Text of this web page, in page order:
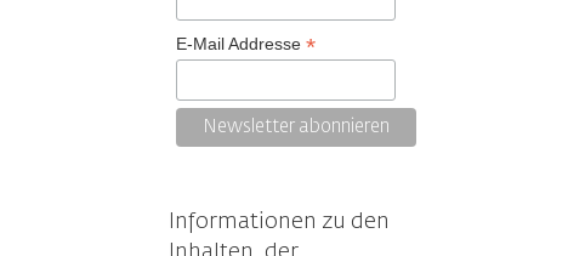
E-Mail Addresse *
Informationen zu den